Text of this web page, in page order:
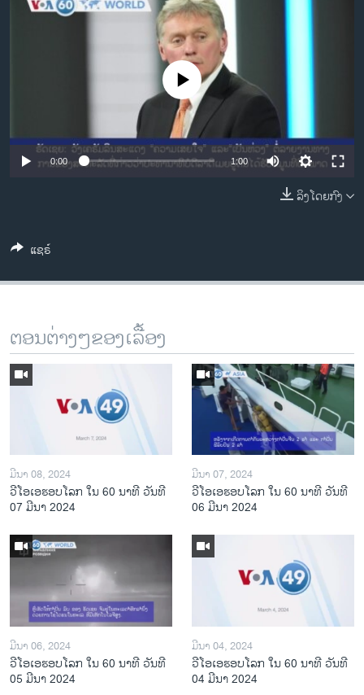
ຊີວິດຊາວລາວ
ພາສາອັງກິດ
ວີດີໂອ
ລາຍງານ
No media source currently available
0:00 1:00
ລິງໂດຍກົງ
ແຊຣ໌
ຕອນຕ່າງໆຂອງເລື້ອງ
ມີນາ 08, 2024
ວີໂອເອຮອບໂລກ ໃນ 60 ນາທີ ວັນທີ
07 ມີນາ 2024
ມີນາ 07, 2024
ວີໂອເອຮອບໂລກ ໃນ 60 ນາທີ ວັນທີ
06 ມີນາ 2024
ມີນາ 06, 2024
ວີໂອເອຮອບໂລກ ໃນ 60 ນາທີ ວັນທີ
05 ມີນາ 2024
ມີນາ 04, 2024
ວີໂອເອຮອບໂລກ ໃນ 60 ນາທີ ວັນທີ
04 ມີນາ 2024